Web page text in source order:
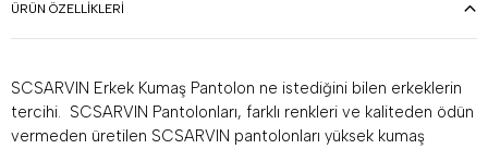
ÜRÜN ÖZELLIKLERI
SCSARVIN Erkek Kumaş Pantolon ne istediğini bilen erkeklerin
tercihi. SCSARVIN Pantolonları, farklı renkleri ve kaliteden ödün
vermeden üretilen SCSARVIN pantolonları yüksek kumaş